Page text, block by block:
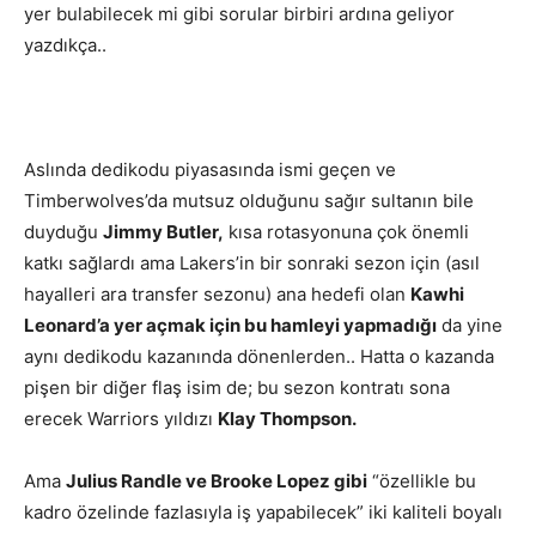
yer bulabilecek mi gibi sorular birbiri ardına geliyor
yazdıkça..
Aslında dedikodu piyasasında ismi geçen ve
Timberwolves’da mutsuz olduğunu sağır sultanın bile
duyduğu Jimmy Butler, kısa rotasyonuna çok önemli
katkı sağlardı ama Lakers’in bir sonraki sezon için (asıl
hayalleri ara transfer sezonu) ana hedefi olan Kawhi
Leonard’a yer açmak için bu hamleyi yapmadığı da yine
aynı dedikodu kazanında dönenlerden.. Hatta o kazanda
pişen bir diğer flaş isim de; bu sezon kontratı sona
erecek Warriors yıldızı Klay Thompson.
Ama Julius Randle ve Brooke Lopez gibi “özellikle bu
kadro özelinde fazlasıyla iş yapabilecek” iki kaliteli boyalı